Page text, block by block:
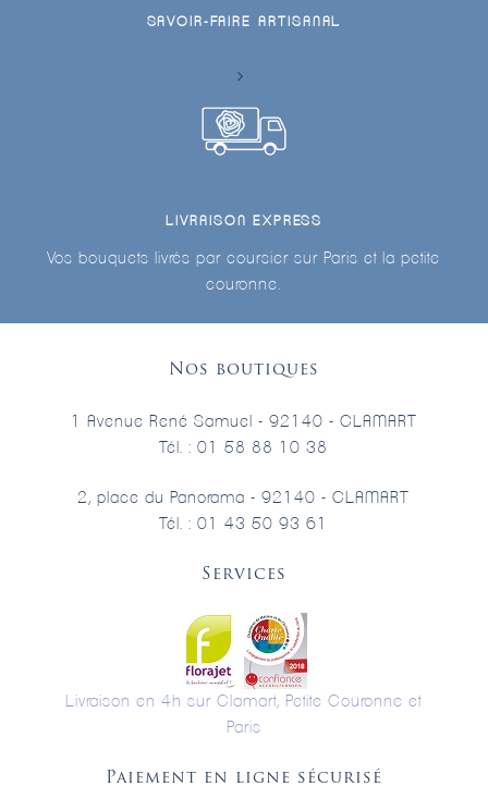
SAVOIR-FAIRE ARTISANAL
LIVRAISON EXPRESS
Vos bouquets livrés par coursier sur Paris et la petite
couronne.
Nos boutiques
1 Avenue René Samuel - 92140 - CLAMART
Tél. : 01 58 88 10 38
2, place du Panorama - 92140 - CLAMART
Tél. : 01 43 50 93 61
Services
Livraison en 4h sur Clamart, Petite Couronne et
Paris
Paiement en ligne sécurisé